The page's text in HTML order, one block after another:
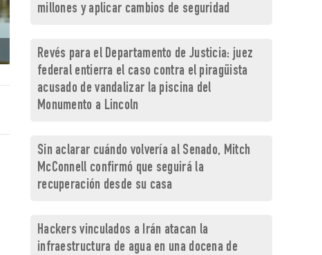
millones y aplicar cambios de seguridad
Revés para el Departamento de Justicia: juez
federal entierra el caso contra el piragüista
acusado de vandalizar la piscina del
Monumento a Lincoln
Sin aclarar cuándo volvería al Senado, Mitch
McConnell confirmó que seguirá la
recuperación desde su casa
Hackers vinculados a Irán atacan la
infraestructura de agua en una docena de